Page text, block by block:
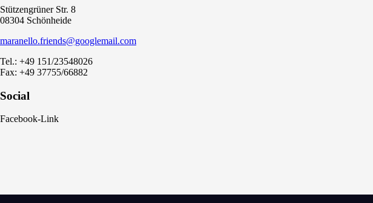
Stützengrüner Str. 8
08304 Schönheide
maranello.friends@googlemail.com
Tel.: +49 151/23548026
Fax: +49 37755/66882
Social
Facebook-Link